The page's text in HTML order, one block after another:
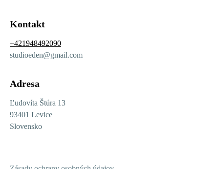
Kontakt
+421948492090
studioeden@gmail.com
Adresa
Ľudovíta Štúra 13
93401 Levice
Slovensko